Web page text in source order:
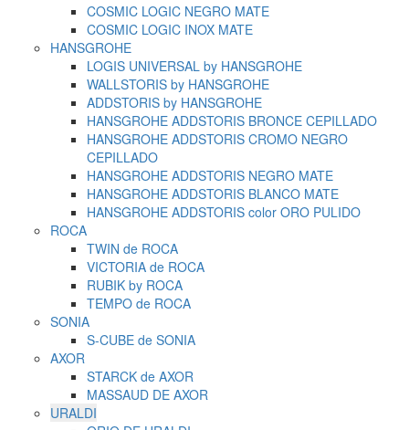
COSMIC LOGIC NEGRO MATE
COSMIC LOGIC INOX MATE
HANSGROHE
LOGIS UNIVERSAL by HANSGROHE
WALLSTORIS by HANSGROHE
ADDSTORIS by HANSGROHE
HANSGROHE ADDSTORIS BRONCE CEPILLADO
HANSGROHE ADDSTORIS CROMO NEGRO
CEPILLADO
HANSGROHE ADDSTORIS NEGRO MATE
HANSGROHE ADDSTORIS BLANCO MATE
HANSGROHE ADDSTORIS color ORO PULIDO
ROCA
TWIN de ROCA
VICTORIA de ROCA
RUBIK by ROCA
TEMPO de ROCA
SONIA
S-CUBE de SONIA
AXOR
STARCK de AXOR
MASSAUD DE AXOR
URALDI